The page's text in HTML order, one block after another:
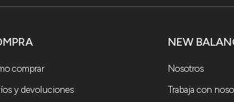
NEW
Nosotros
Trabaja con
comprar
y devoluciones